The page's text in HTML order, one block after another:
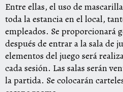
Entre ellas, el uso de
toda la estancia en el local,
empleados. Se proporcionará
después de entrar a la sala de
elementos del juego será
cada sesión. Las salas serán
la partida. Se colocarán